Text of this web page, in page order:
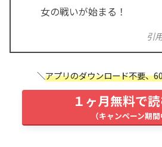
女の戦いが始まる！
引
アプリのダウンロード不要、
１ヶ月無料で